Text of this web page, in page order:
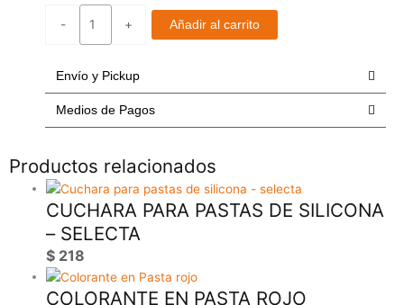
-
descartable
45,7cm
cantidad
+ Añadir al carrito
Envío y Pickup
Medios de Pagos
Productos relacionados
CUCHARA PARA PASTAS DE SILICONA
– SELECTA
$ 218
COLORANTE EN PASTA ROJO